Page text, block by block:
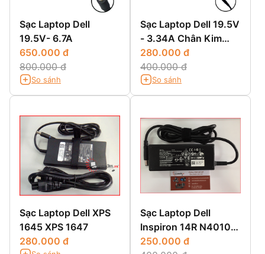
Sạc Laptop Dell
19.5V- 6.7A
650.000 đ
800.000 đ
So sánh
Sạc Laptop Dell 19.5V
- 3.34A Chân Kim
Nhỏ
280.000 đ
400.000 đ
So sánh
Sạc Laptop Dell XPS
1645 XPS 1647
280.000 đ
Sạc Laptop Dell
Inspiron 14R N4010
14R N4110 14R 5420
250.000 đ